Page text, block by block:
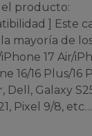
producto:
] Este
mayoría de
17 Air/
16/16 Plus/16
Dell, Galaxy
Pixel 9/8, etc…